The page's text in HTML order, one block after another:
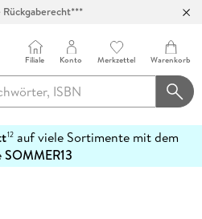
Rückgaberecht***
Filiale Konto Merkzettel Warenkorb
12auf viele Sortimente mit dem
SOMMER13